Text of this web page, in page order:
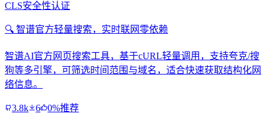
CLS安全性认证
🔍 智谱官方轻量搜索，实时联网零依赖
智谱AI官方网页搜索工具，基于cURL轻量调用，支持夸克/搜
狗等多引擎，可筛选时间范围与域名，适合快速获取结构化网
络信息。
3.8k 6 0%推荐